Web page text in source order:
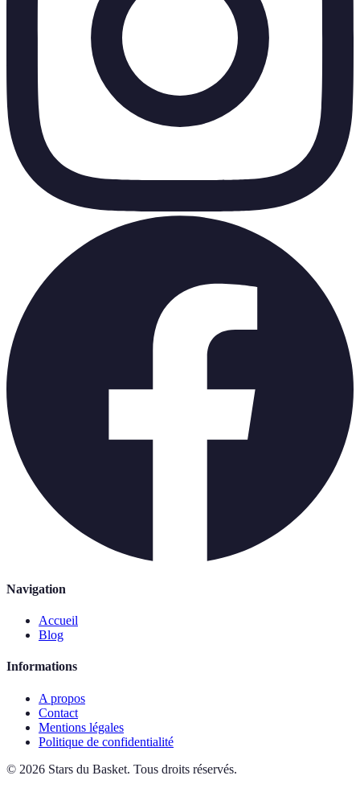
Navigation
Accueil
Blog
Informations
A propos
Contact
Mentions légales
Politique de confidentialité
© 2026 Stars du Basket. Tous droits réservés.